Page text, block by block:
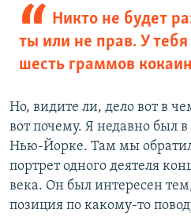
Никто не будет
ты или не прав. У
шесть граммов
Но, видите ли, дело вот в
вот почему. Я недавно был
Нью-Йорке. Там мы
портрет одного деятеля
века. Он был интересен
позиция по какому-то